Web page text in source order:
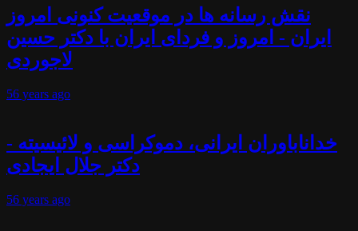
نقش رسانه ها در موقعیت کنونی امروز
ایران - امروز و فردای ایران با دکتر حسین
لاجوردی
56 years ago
خداناباوران ایرانی، دموکراسی و لائیسیته -
دکتر جلال ایجادی
56 years ago